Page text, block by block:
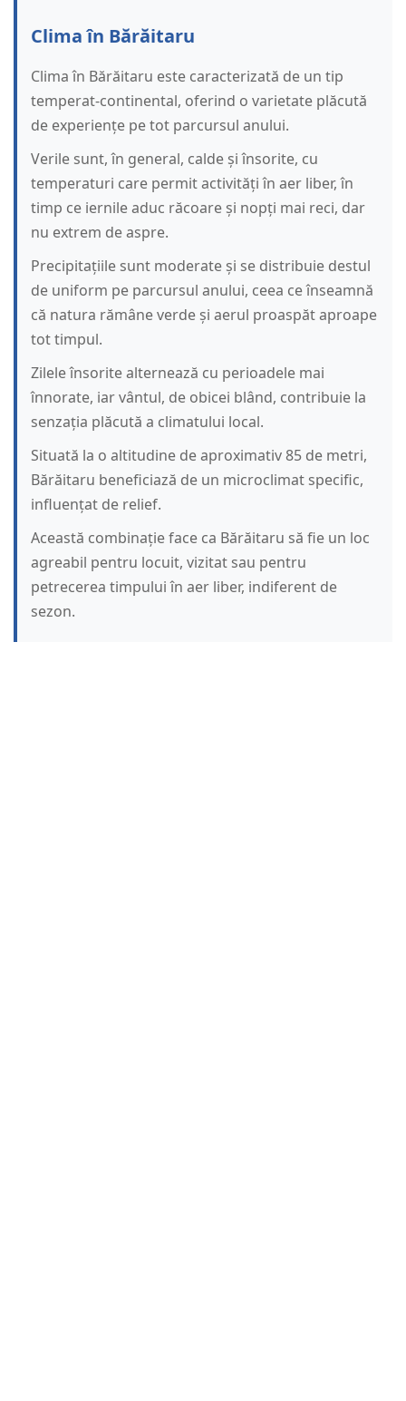
Clima în Bărăitaru
Clima în Bărăitaru este caracterizată de un tip
temperat-continental, oferind o varietate plăcută
de experiențe pe tot parcursul anului.
Verile sunt, în general, calde și însorite, cu
temperaturi care permit activități în aer liber, în
timp ce iernile aduc răcoare și nopți mai reci, dar
nu extrem de aspre.
Precipitațiile sunt moderate și se distribuie destul
de uniform pe parcursul anului, ceea ce înseamnă
că natura rămâne verde și aerul proaspăt aproape
tot timpul.
Zilele însorite alternează cu perioadele mai
înnorate, iar vântul, de obicei blând, contribuie la
senzația plăcută a climatului local.
Situată la o altitudine de aproximativ 85 de metri,
Bărăitaru beneficiază de un microclimat specific,
influențat de relief.
Această combinație face ca Bărăitaru să fie un loc
agreabil pentru locuit, vizitat sau pentru
petrecerea timpului în aer liber, indiferent de
sezon.